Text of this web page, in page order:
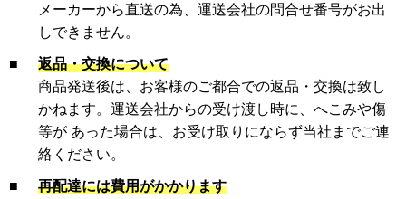
メーカーから直送の為、運送会社の問合せ番号がお出
しできません。
■
返品・交換について
商品発送後は、お客様のご都合での返品・交換は致し
かねます。運送会社からの受け渡し時に、へこみや傷
等が あった場合は、お受け取りにならず当社までご連
絡ください。
■
再配達には費用がかかります